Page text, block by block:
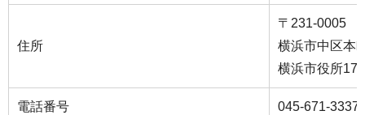
住所
〒231-0005
横浜市中区本
横浜市役所17
電話番号 045-671-3337